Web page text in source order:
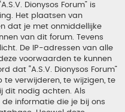
Dionysos Forum” is
Het plaatsen van
dat je met onmiddellijke
van dit forum. Tevens
De IP-adressen van alle
voorwaarden te kunnen
dat “A.S.V. Dionysos Forum”
verwijderen, te wijzigen, te
dit nodig achten. Als
informatie die je bij ons